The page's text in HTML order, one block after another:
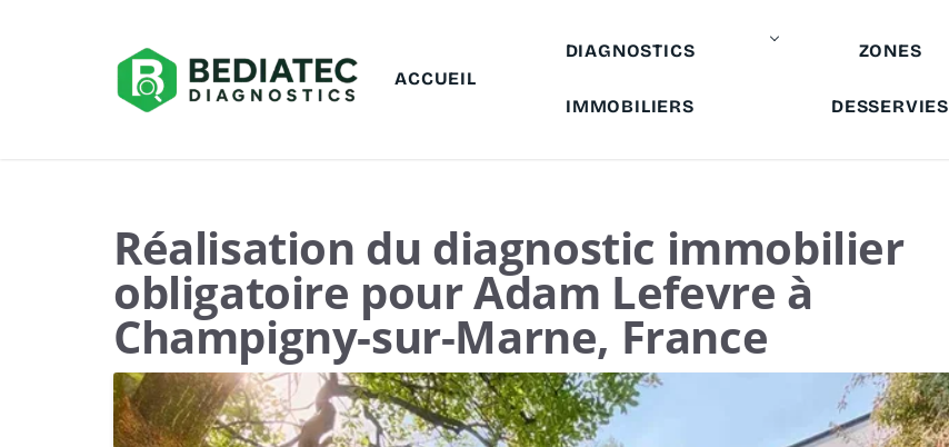
ACCUEIL
DIAGNOSTICS
IMMOBILIERS
ZONES
DESSERVIES
Réalisation du diagnostic immobilier
obligatoire pour Adam Lefevre à
Champigny-sur-Marne, France